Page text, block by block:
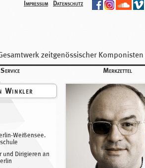
zeitgenössischer Komponisten
Impressum Datenschutz
de
Merkzettel
Service
Winkler
Weißensee.
und Dirigieren an